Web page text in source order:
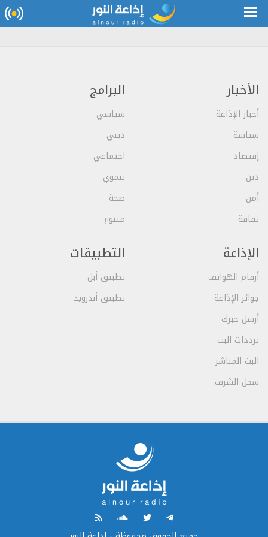
الأخبار
أخبار الإذاعة
سياسة
إقتصاد
دين
أمن
ثقافة
البرامج
سياسي
ديني
اجتماعي
تنموي
صحة
متنوع
الإذاعة
أرقام الهواتف
جوائز الإذاعة
أرسل خبرك
ترددات البث
البث المباشر
سجل الشرف
التطبيقات
تطبيق أبل
تطبيق أندرويد